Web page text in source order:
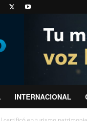
INTERNACIONAL